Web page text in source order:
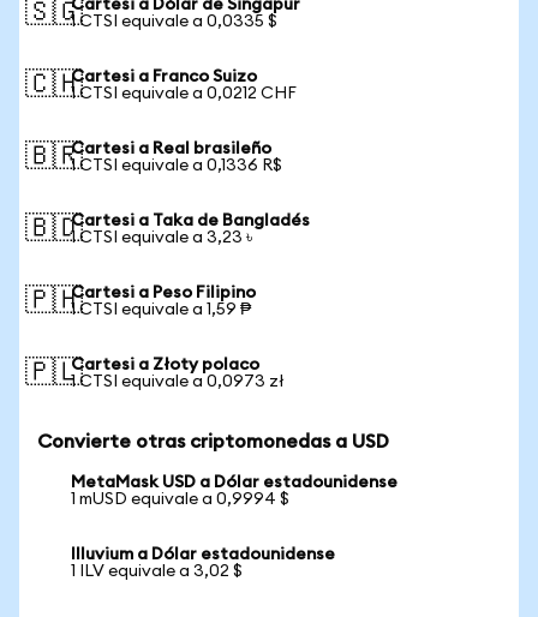
🇸🇬Cartesi a Dólar de Singapur
1 CTSI equivale a 0,0335 $
🇨🇭Cartesi a Franco Suizo
1 CTSI equivale a 0,0212 CHF
🇧🇷Cartesi a Real brasileño
1 CTSI equivale a 0,1336 R$
🇧🇩Cartesi a Taka de Bangladés
1 CTSI equivale a 3,23 ৳
🇵🇭Cartesi a Peso Filipino
1 CTSI equivale a 1,59 ₱
🇵🇱Cartesi a Złoty polaco
1 CTSI equivale a 0,0973 zł
Convierte otras criptomonedas a USD
MetaMask USD a Dólar estadounidense
1 mUSD equivale a 0,9994 $
Illuvium a Dólar estadounidense
1 ILV equivale a 3,02 $